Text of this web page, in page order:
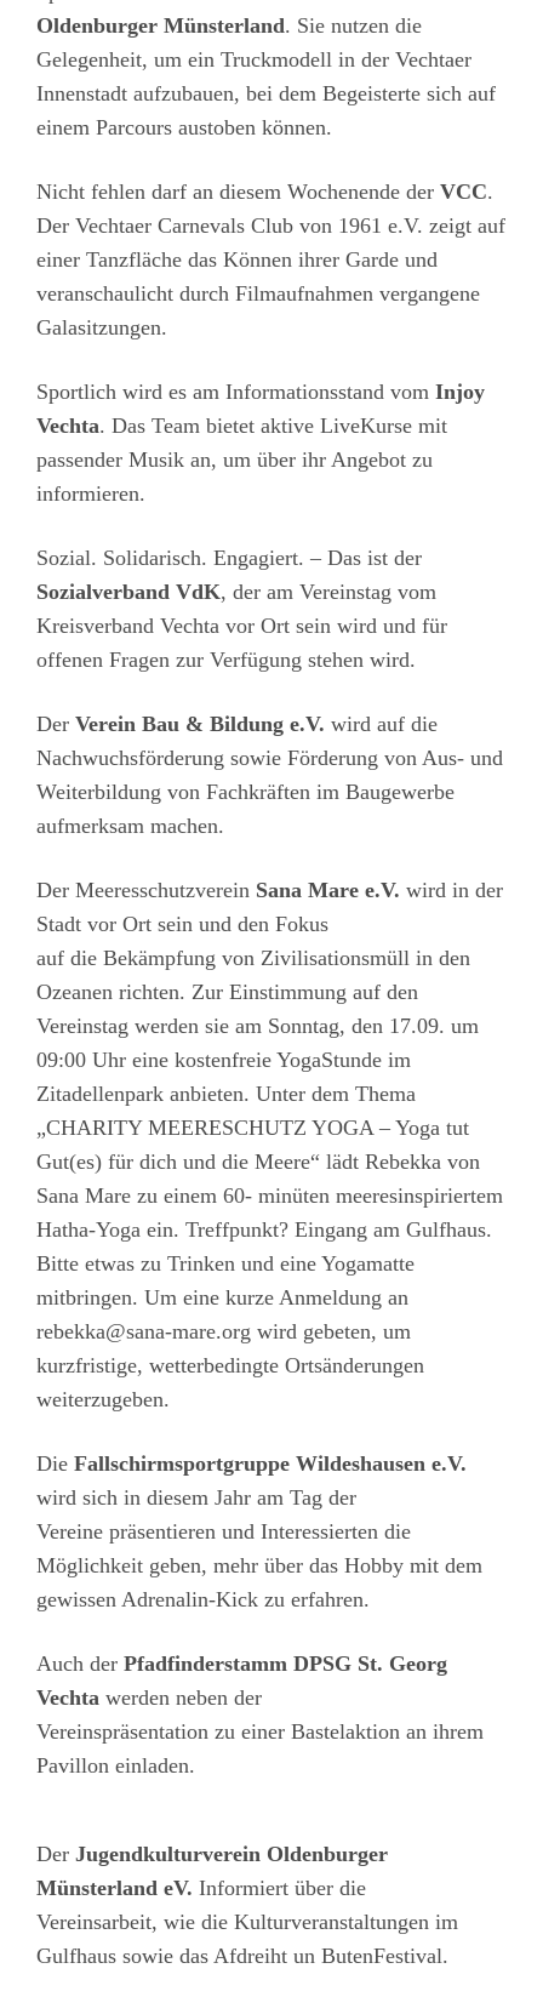
Oldenburger Münsterland. Sie nutzen die
Gelegenheit, um ein Truckmodell in der Vechtaer
Innenstadt aufzubauen, bei dem Begeisterte sich auf
einem Parcours austoben können.
Nicht fehlen darf an diesem Wochenende der VCC.
Der Vechtaer Carnevals Club von 1961 e.V. zeigt auf
einer Tanzfläche das Können ihrer Garde und
veranschaulicht durch Filmaufnahmen vergangene
Galasitzungen.
Sportlich wird es am Informationsstand vom Injoy
Vechta. Das Team bietet aktive LiveKurse mit
passender Musik an, um über ihr Angebot zu
informieren.
Sozial. Solidarisch. Engagiert. – Das ist der
Sozialverband VdK, der am Vereinstag vom
Kreisverband Vechta vor Ort sein wird und für
offenen Fragen zur Verfügung stehen wird.
Der Verein Bau & Bildung e.V. wird auf die
Nachwuchsförderung sowie Förderung von Aus- und
Weiterbildung von Fachkräften im Baugewerbe
aufmerksam machen.
Der Meeresschutzverein Sana Mare e.V. wird in der
Stadt vor Ort sein und den Fokus
auf die Bekämpfung von Zivilisationsmüll in den
Ozeanen richten. Zur Einstimmung auf den
Vereinstag werden sie am Sonntag, den 17.09. um
09:00 Uhr eine kostenfreie YogaStunde im
Zitadellenpark anbieten. Unter dem Thema
„CHARITY MEERESCHUTZ YOGA – Yoga tut
Gut(es) für dich und die Meere“ lädt Rebekka von
Sana Mare zu einem 60- minüten meeresinspiriertem
Hatha-Yoga ein. Treffpunkt? Eingang am Gulfhaus.
Bitte etwas zu Trinken und eine Yogamatte
mitbringen. Um eine kurze Anmeldung an
rebekka@sana-mare.org wird gebeten, um
kurzfristige, wetterbedingte Ortsänderungen
weiterzugeben.
Die Fallschirmsportgruppe Wildeshausen e.V.
wird sich in diesem Jahr am Tag der
Vereine präsentieren und Interessierten die
Möglichkeit geben, mehr über das Hobby mit dem
gewissen Adrenalin-Kick zu erfahren.
Auch der Pfadfinderstamm DPSG St. Georg
Vechta werden neben der
Vereinspräsentation zu einer Bastelaktion an ihrem
Pavillon einladen.
Der Jugendkulturverein Oldenburger
Münsterland eV. Informiert über die
Vereinsarbeit, wie die Kulturveranstaltungen im
Gulfhaus sowie das Afdreiht un ButenFestival.